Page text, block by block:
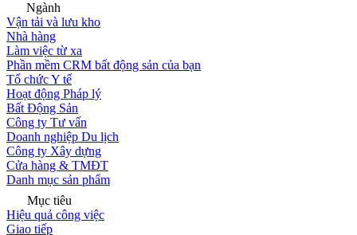
Ngành
Vận tải và lưu kho
Nhà hàng
Làm việc từ xa
Phần mềm CRM bất động sản của bạn
Tổ chức Y tế
Hoạt động Pháp lý
Bất Động Sản
Công ty Tư vấn
Doanh nghiệp Du lịch
Công ty Xây dựng
Cửa hàng & TMĐT
Danh mục sản phẩm
Mục tiêu
Hiệu quả công việc
Giao tiếp